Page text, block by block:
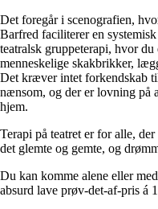
Det foregår i scenografien,
Barfred faciliterer en
teatralsk gruppeterapi, hvor du
menneskelige skakbrikker,
Det kræver intet forkendskab
nænsom, og der er lovning på
hjem.
Terapi på teatret er for alle,
det glemte og gemte, og
Du kan komme alene eller
absurd lave prøv-det-af-pris á